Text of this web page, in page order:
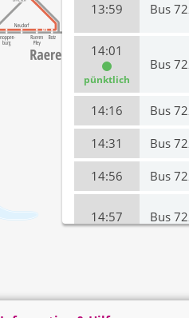
13:59 Bus
14:01
pünktlich
Bus
14:16 Bus
14:31 Bus
14:56 Bus
14:57 Bus